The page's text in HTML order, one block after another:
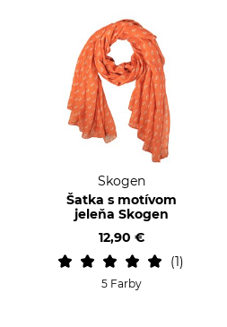
Skogen
Šatka s motívom
jeleňa Skogen
12,90 €
1
5 Farby